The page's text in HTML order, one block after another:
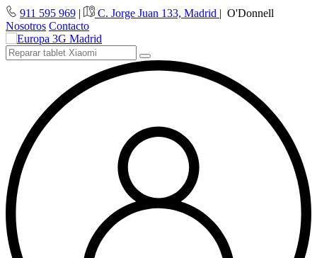
911 595 969 | C. Jorge Juan 133, Madrid | O'Donnell
Nosotros Contacto